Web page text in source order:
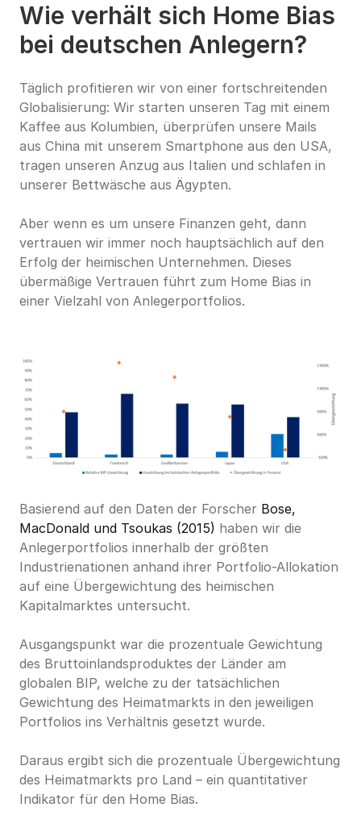
Wie verhält sich Home Bias
bei deutschen Anlegern?
Täglich profitieren wir von einer fortschreitenden
Globalisierung: Wir starten unseren Tag mit einem
Kaffee aus Kolumbien, überprüfen unsere Mails
aus China mit unserem Smartphone aus den USA,
tragen unseren Anzug aus Italien und schlafen in
unserer Bettwäsche aus Ägypten.
Aber wenn es um unsere Finanzen geht, dann
vertrauen wir immer noch hauptsächlich auf den
Erfolg der heimischen Unternehmen. Dieses
übermäßige Vertrauen führt zum Home Bias in
einer Vielzahl von Anlegerportfolios.
Basierend auf den Daten der Forscher Bose,
MacDonald und Tsoukas (2015) haben wir die
Anlegerportfolios innerhalb der größten
Industrienationen anhand ihrer Portfolio-Allokation
auf eine Übergewichtung des heimischen
Kapitalmarktes untersucht.
Ausgangspunkt war die prozentuale Gewichtung
des Bruttoinlandsproduktes der Länder am
globalen BIP, welche zu der tatsächlichen
Gewichtung des Heimatmarkts in den jeweiligen
Portfolios ins Verhältnis gesetzt wurde.
Daraus ergibt sich die prozentuale Übergewichtung
des Heimatmarkts pro Land – ein quantitativer
Indikator für den Home Bias.